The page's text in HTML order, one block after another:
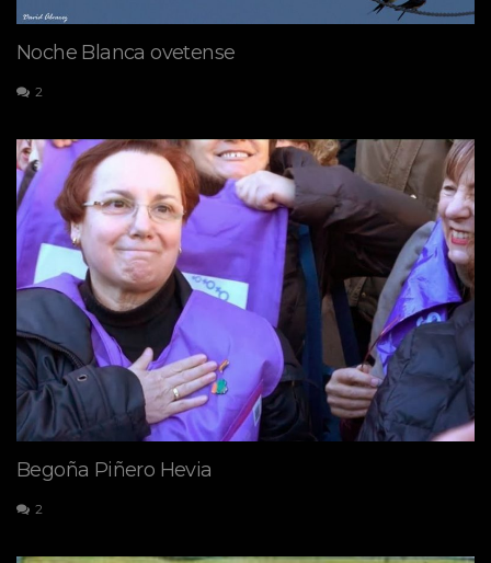
Noche Blanca ovetense
2
Begoña Piñero Hevia
2